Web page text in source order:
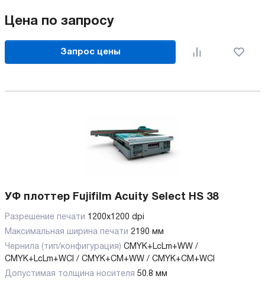
Цена по запросу
Запрос цены
УФ плоттер Fujifilm Acuity Select HS 38
Разрешение печати 1200x1200 dpi
Максимальная ширина печати 2190 мм
Чернила (тип/конфигурация) CMYK+LcLm+WW /
CMYK+LcLm+WCl / CMYK+CM+WW / CMYK+CM+WCl
Допустимая толщина носителя 50.8 мм